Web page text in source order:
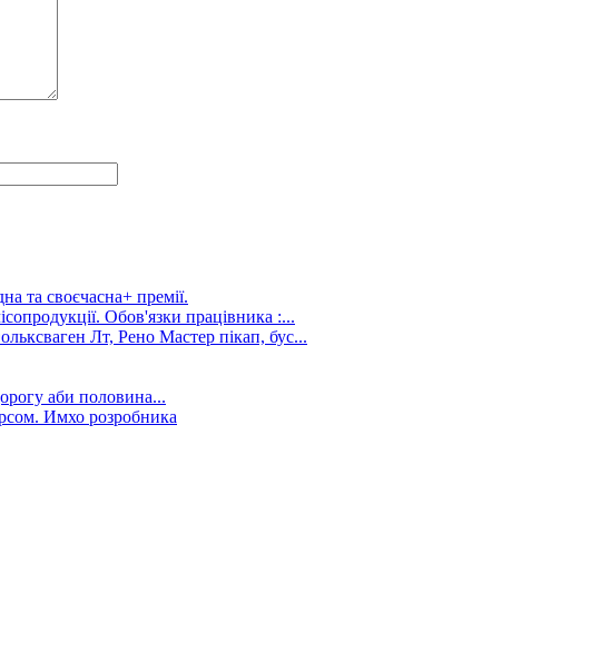
та своєчасна+ премії.
Обов'язки працівника :...
Лт, Рено Мастер пікап, бус...
аби половина...
Имхо розробника